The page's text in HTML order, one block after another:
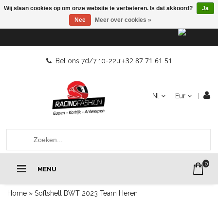
Bel ons 7d/7 10-22u:+32 87 71 61 51
Nl Eur
MENU
0
Home » Softshell BWT 2023 Team Heren
Wij slaan cookies op om onze website te verbeteren. Is dat akkoord?
Ja
Nee
Meer over cookies »